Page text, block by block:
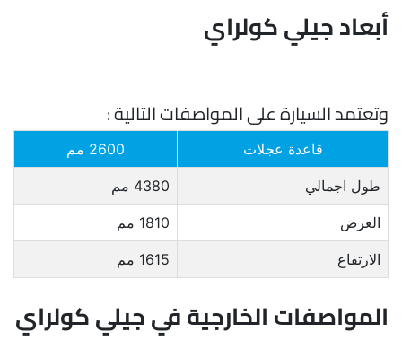
أبعاد جيلي كولراي
وتعتمد السيارة على المواصفات التالية :
قاعدة عجلات 2600 مم
طول اجمالي 4380 مم
العرض 1810 مم
الارتفاع 1615 مم
المواصفات الخارجية في جيلي كولراي